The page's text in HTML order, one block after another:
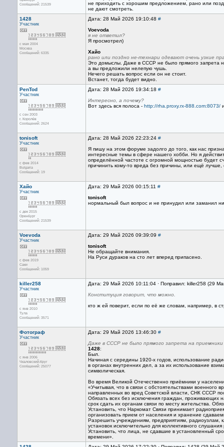
Сообщений: 21539
не приходить с хорошим предложением, рано или
не дают смотреть.
1428
Участник
с мая 2004
Москва
Сообщений: 6335
Дата: 28 Май 2026 19:10:48 #
Voevoda
я не ответил?
Я просмотрел)
Хайо
рано или поздно не-технари одевают очень узкие
Это домыслы. Даже в СССР не было прямого запрета
а вы предложили нелепую чушь.
Нечего решать вопрос если он не стоит.
Встанет, тогда будет видно.
PenTod
Участник
с сен 2003
г. Королёв
Сообщений: 2624
Дата: 28 Май 2026 19:34:18 #
Интересно, а почему?
Вот здесь вся полоса - http://rha.proxy.rx-888.com:8073/
tonisoft
Участник
с фев 2014
Bulgaria
Сообщений: 19
Дата: 28 Май 2026 22:23:24 #
Я пишу на этом форуме задолго до того, как нас
интересные темы в сфере нашего хобби. Но я
определённой частоте с огромной мощностью будет
причинить кому-то вреда без причины, или ещё
Хайо
Участник
с дек 2015
Оренбург
Сообщений: 21539
Дата: 29 Май 2026 00:15:11 #
tonisoft
нормальный был вопрос и не принудил или заманил
Voevoda
Участник
с фев 2019
Саки
Сообщений: 1059
Дата: 29 Май 2026 09:39:09 #
tonisoft
Не обращайте внимания.
На Руси дураков на сто лет вперед припасено.
killer258
Участник
с янв 2010
Тула
Сообщений: 3571
Дата: 29 Май 2026 10:11:04 · Поправил: killer258 (29
Конституция говорит, что можно.
кто ж ей поверит, если по её же словам, например, в
Фотограф
Участник
с янв 2006
Чкаловский-Круг
Сообщений: 25077
Дата: 29 Май 2026 13:46:30 #
Даже в СССР не было прямого запрета на приемники
1428:
Был.
Начиная с середины 1920-х годов, использование
в органах внутренних дел, а за их использование
символическая.
Во время Великой Отечественно приёмники у
«Учитывая, что в связи с обстоятельствами
направленных во вред Советской власти, СНК СССР
Обязать всех без исключения граждан,
срок сдать их органам связи по месту жительства.
Установить, что Наркомат Связи принимает
организовать прием от населения и хранение
Разрешить учреждениям, предприятиям, радиоузлам,
установок исключительно для коллективного
Установить, что лица, не сдавшие в установленный
времени».